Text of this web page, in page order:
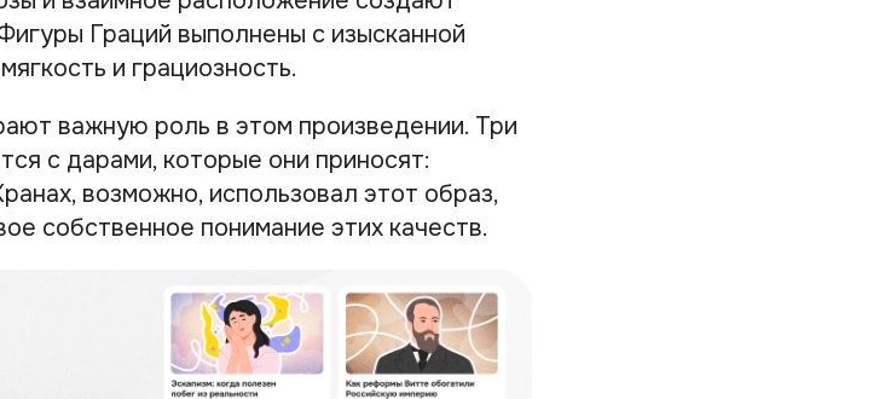
Граций выполнены с изысканной
и грациозность.
важную роль в этом произведении. Три
с дарами, которые они приносят:
возможно, использовал этот образ,
собственное понимание этих качеств.